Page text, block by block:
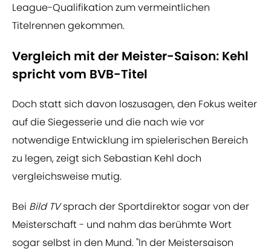
League-Qualifikation zum vermeintlichen
Titelrennen gekommen.
Vergleich mit der Meister-Saison: Kehl
spricht vom BVB-Titel
Doch statt sich davon loszusagen, den Fokus weiter
auf die Siegesserie und die nach wie vor
notwendige Entwicklung im spielerischen Bereich
zu legen, zeigt sich Sebastian Kehl doch
vergleichsweise mutig.
Bei Bild TVsprach der Sportdirektor sogar von der
Meisterschaft - und nahm das berühmte Wort
sogar selbst in den Mund. "In der Meistersaison